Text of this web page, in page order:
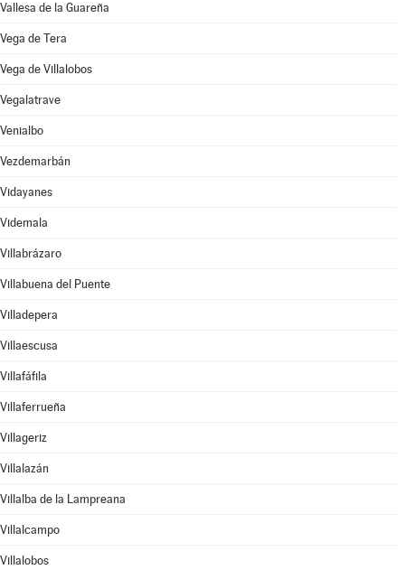
Vallesa de la Guareña
Vega de Tera
Vega de Villalobos
Vegalatrave
Venialbo
Vezdemarbán
Vidayanes
Videmala
Villabrázaro
Villabuena del Puente
Villadepera
Villaescusa
Villafáfila
Villaferrueña
Villageriz
Villalazán
Villalba de la Lampreana
Villalcampo
Villalobos